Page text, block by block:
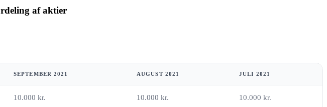
af aktier
SEPTEMBER 2021 AUGUST 2021 JULI 2021
10.000 kr. 10.000 kr. 10.000 kr.